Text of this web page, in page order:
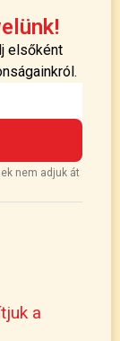
elsőként
nem adjuk át
a